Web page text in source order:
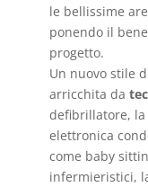
le bellissime
ponendo il
progetto.
Un nuovo stile
arricchita da
defibrillatore, la
elettronica
come baby
infermieristici,